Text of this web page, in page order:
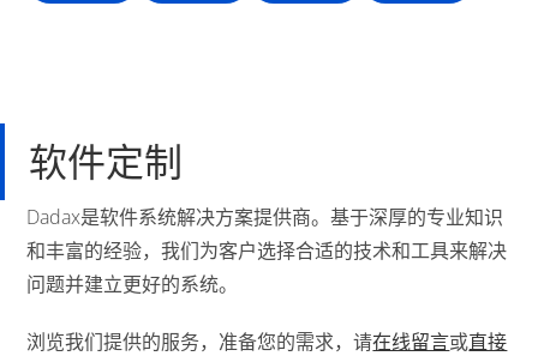
软件定制
Dadax是软件系统解决方案提供商。基于深厚的专业知识
和丰富的经验，我们为客户选择合适的技术和工具来解决
问题并建立更好的系统。
浏览我们提供的服务，准备您的需求，请在线留言或直接